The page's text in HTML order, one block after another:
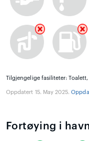
Tilgjengelige fasiliteter: Toalett,
Oppdatert 15. May 2025.
Fortøying i